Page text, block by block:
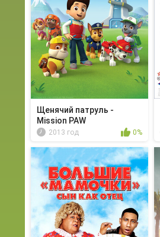
Щенячий патруль -
Mission PAW
2013 год 0%